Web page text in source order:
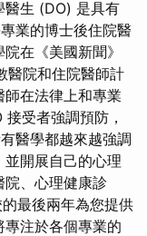
醫生 (DO) 是具有
業的博士後住院醫
在《美國新聞》
醫院和住院醫師計
在法律上和專業
接受者強調預防，
醫學都越來越強調
開展自己的心理
、心理健康診
最後兩年為您提供
注於各個專業的